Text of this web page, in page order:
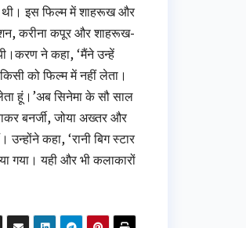
इस फिल्म में शाहरूख और
करीना कपूर और शाहरूख-
ने कहा, ‘मैंने उन्हें
को फिल्म में नहीं लेता।
हूं।’अब सिनेमा के सौ साल
बनर्जी, जोया अख्तर और
कहा, ‘रानी बिग स्टार
गया। यही और भी कलाकारों